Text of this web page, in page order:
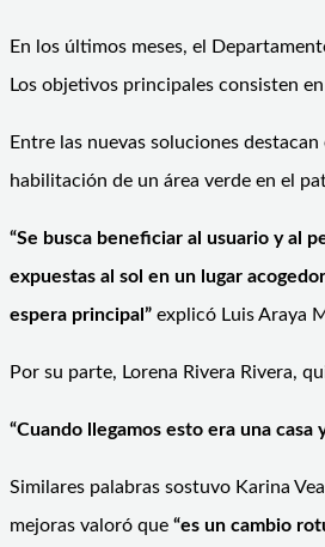
En los últimos meses, el
Los objetivos principales consisten
Entre las nuevas soluciones
habilitación de un área verde en el
“Se busca beneficiar al usuario y al
expuestas al sol en un lugar
espera principal” explicó Luis Araya
Por su parte, Lorena Rivera Rivera,
“Cuando llegamos esto era una
Similares palabras sostuvo Karina
mejoras valoró que “es un cambio